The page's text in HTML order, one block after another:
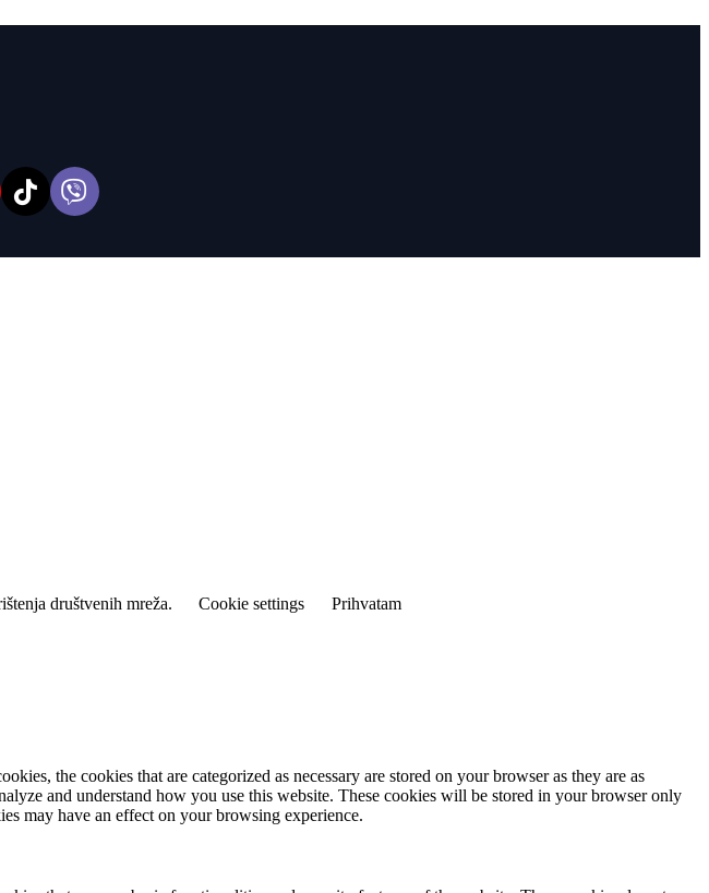
društvenih mreža. Cookie settings
Prihvatam
the cookies that are categorized as necessary are stored on your browser as they are as
and understand how you use this website. These cookies will be stored in your browser only
may have an effect on your browsing experience.